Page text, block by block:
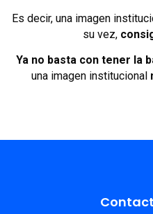
Es decir, una imagen
su vez,
Ya no basta con tener la
una imagen institucional